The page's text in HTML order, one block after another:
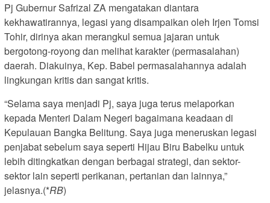
Pj Gubernur Safrizal ZA mengatakan diantara
kekhawatirannya, legasi yang disampaikan oleh Irjen Tomsi
Tohir, dirinya akan merangkul semua jajaran untuk
bergotong-royong dan melihat karakter (permasalahan)
daerah. Diakuinya, Kep. Babel permasalahannya adalah
lingkungan kritis dan sangat kritis.
“Selama saya menjadi Pj, saya juga terus melaporkan
kepada Menteri Dalam Negeri bagaimana keadaan di
Kepulauan Bangka Belitung. Saya juga meneruskan legasi
penjabat sebelum saya seperti Hijau Biru Babelku untuk
lebih ditingkatkan dengan berbagai strategi, dan sektor-
sektor lain seperti perikanan, pertanian dan lainnya,”
jelasnya.(*RB)